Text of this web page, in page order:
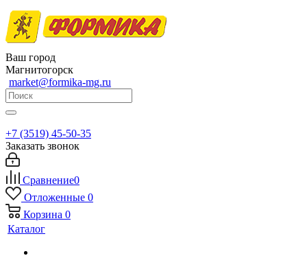
Ваш город
Магнитогорск
market@formika-mg.ru
+7 (3519) 45-50-35
Заказать звонок
Сравнение0
Отложенные 0
Корзина 0
Каталог